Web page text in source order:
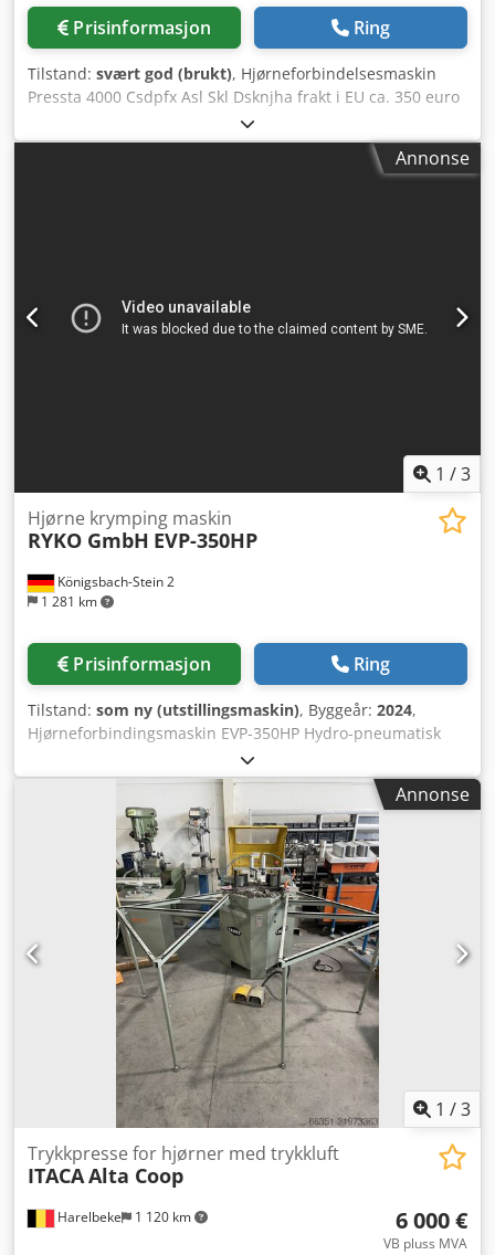
Prisinformasjon Ring
Tilstand: svært god (brukt), Hjørneforbindelsesmaskin
Pressta 4000 Csdpfx Asl Skl Dsknjha frakt i EU ca. 350 euro
Annonse
1 /3
Königsbach-Stein 2
1 281 km
Hjørne krymping maskin
RYKO GmbH EVP-350HP
Prisinformasjon Ring
Tilstand: som ny (utstillingsmaskin), Byggeår: 2024,
Hjørneforbindingsmaskin EVP-350HP Hydro-pneumatisk
pressing Presskraft: 2 x 3 500 kp ved 8 bar Maks. standard
profilhøyde: 120 mm Pressedybde: 30 mm Innfellbare
mothold Chjdpfxsuxx Ue Aknja Pneumatisk spennsystem 1
sett verktøy (hver 2x) 3/5/7 mm Vedlikeholdsenhet Profil-
støttearmer med Perdinax-belegg. Arbeidsflaten er også
belagt med Perdinax.
Annonse
1 /3
Harelbeke 1 120 km
Trykkpresse for hjørner med trykkluft
ITACAAlta Coop
6 000 €
VB pluss MVA